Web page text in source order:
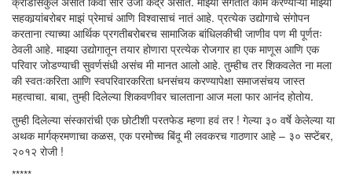
सहकार्‍यांबरोबर माझं प्रेमाचं आणि विश्वासाचं नातं आहे. प्रत्येक उद्योगाचे संगोपन
करताना त्याच्या आर्थिक प्रगतीबरोबरच सामाजिक बांधिलकीची जाणीव पण मी पूर्णतः
ठेवली आहे. माझ्या उद्योगातून तयार होणारा प्रत्येक रोजगार हा एक माणूस आणि एक
परिवार जोडण्याची सुवर्णसंधी असंच मी मानत आलो आहे. तुम्हीच तर शिकवलेत ना मला
की स्वतःकरिता आणि स्वपरिवारकरिता धनसंचय करण्यापेक्षा समाजसंचय जास्त
महत्वाचा. बाबा, तुम्ही दिलेल्या शिकवणीवर चालताना आज मला फार आनंद होतोय.
तुम्ही दिलेल्या संस्कारांची एक छोटीशी परतफेड म्हणा हवं तर ! गेल्या ३० वर्षे केलेल्या या
अथक मार्गक्रमणाचा कळस, एक परमोच्च बिंदू मी लवकरच गाठणार आहे – ३० सप्टेंबर,
२०१२ रोजी !
*****